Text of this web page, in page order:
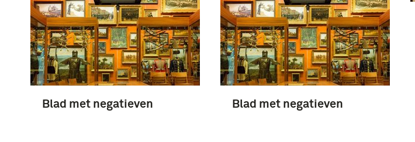
Blad met negatieven Blad met negatieven